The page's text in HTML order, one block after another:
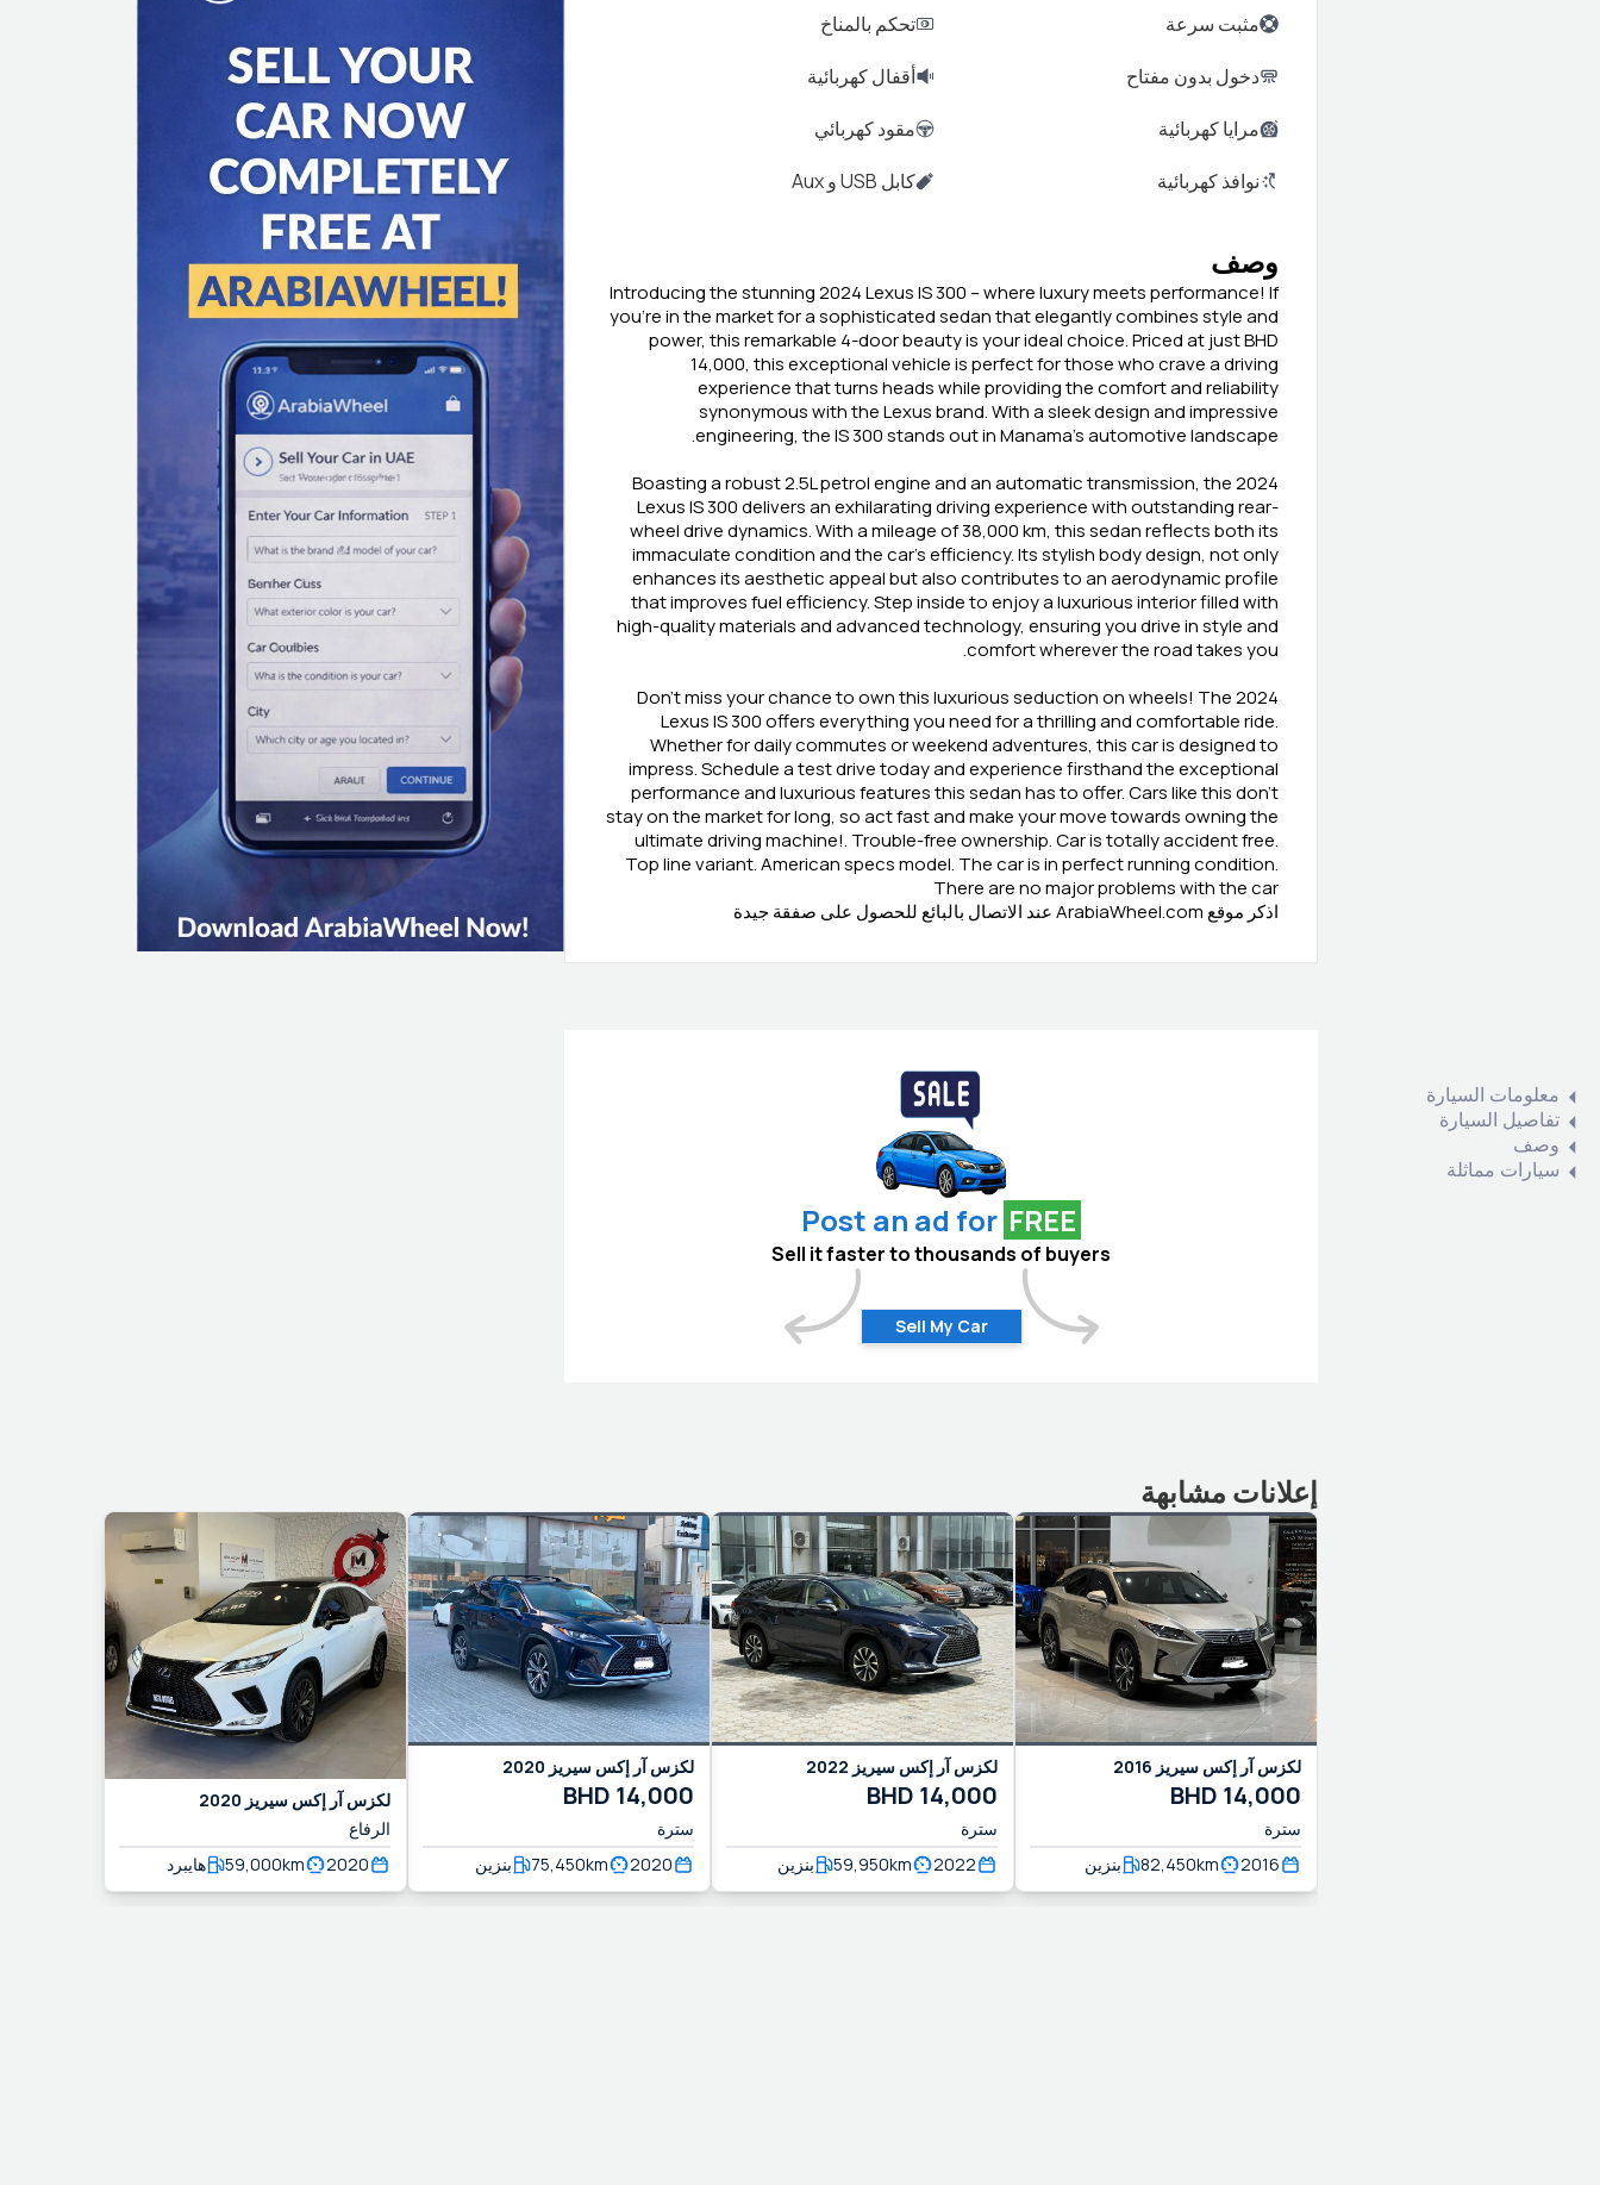
معلومات السيارة
تفاصيل السيارة
وصف
سيارات مماثلة
مثبت سرعة
تحكم بالمناخ
دخول بدون مفتاح
أقفال كهربائية
مرايا كهربائية
مقود كهربائي
نوافذ كهربائية
كابل USB و Aux
وصف
Introducing the stunning 2024 Lexus IS 300 – where luxury meets performance! If
you’re in the market for a sophisticated sedan that elegantly combines style and
power, this remarkable 4-door beauty is your ideal choice. Priced at just BHD
14,000, this exceptional vehicle is perfect for those who crave a driving
experience that turns heads while providing the comfort and reliability
synonymous with the Lexus brand. With a sleek design and impressive
engineering, the IS 300 stands out in Manama's automotive landscape.
Boasting a robust 2.5L petrol engine and an automatic transmission, the 2024
Lexus IS 300 delivers an exhilarating driving experience with outstanding rear-
wheel drive dynamics. With a mileage of 38,000 km, this sedan reflects both its
immaculate condition and the car's efficiency. Its stylish body design, not only
enhances its aesthetic appeal but also contributes to an aerodynamic profile
that improves fuel efficiency. Step inside to enjoy a luxurious interior filled with
high-quality materials and advanced technology, ensuring you drive in style and
comfort wherever the road takes you.
Don’t miss your chance to own this luxurious seduction on wheels! The 2024
Lexus IS 300 offers everything you need for a thrilling and comfortable ride.
Whether for daily commutes or weekend adventures, this car is designed to
impress. Schedule a test drive today and experience firsthand the exceptional
performance and luxurious features this sedan has to offer. Cars like this don't
stay on the market for long, so act fast and make your move towards owning the
ultimate driving machine!. Trouble-free ownership. Car is totally accident free.
Top line variant. American specs model. The car is in perfect running condition.
There are no major problems with the car
اذكر موقع ArabiaWheel.com عند الاتصال بالبائع للحصول على صفقة جيدة
Post an ad for FREE
Sell it faster to thousands of buyers
Sell My Car
إعلانات مشابهة
لكزس آر إكس سيريز 2016
BHD 14,000
سترة
2016
82,450km بنزين
لكزس آر إكس سيريز 2022
BHD 14,000
سترة
2022
59,950km بنزين
لكزس آر إكس سيريز 2020
BHD 14,000
سترة
2020
75,450km بنزين
لكزس آر إكس سيريز 2020
الرفاع
2020
59,000km هايبرد